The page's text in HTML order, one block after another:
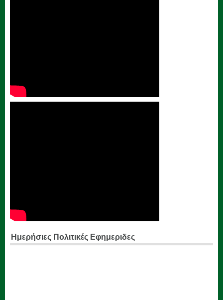
Ημερήσιες Πολιτικές Εφημεριδες